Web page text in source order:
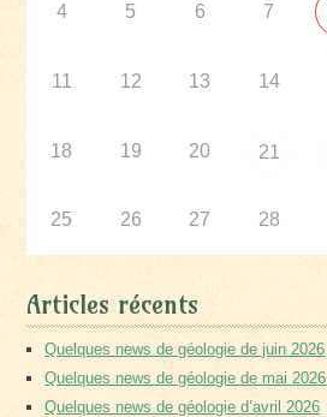
4 5 6 7
11 12 13 14
18 19 20 21
25 26 27 28
Articles récents
Quelques news de géologie de juin 2026
Quelques news de géologie de mai 2026
Quelques news de géologie d’avril 2026